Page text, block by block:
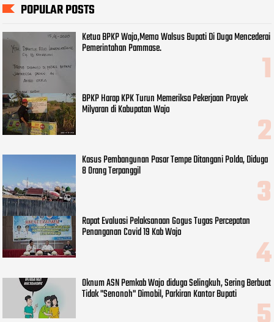
POPULAR POSTS
Ketua BPKP Wajo,Memo Walsus Bupati Di Duga Mencederai
Pemerintahan Pammase.
BPKP Harap KPK Turun Memeriksa Pekerjaan Proyek
Milyaran di Kabupatan Wajo
Kasus Pembangunan Pasar Tempe Ditangani Polda, Diduga
8 Orang Terpanggil
Rapat Evaluasi Pelaksanaan Gogus Tugas Percepatan
Penanganan Covid 19 Kab Wajo
Oknum ASN Pemkab Wajo diduga Selingkuh, Sering Berbuat
Tidak "Senonoh" Dimobil, Parkiran Kantor Bupati